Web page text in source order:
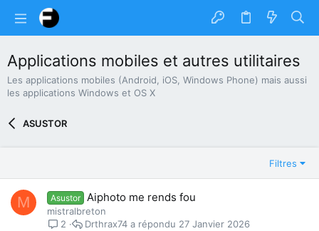
Applications mobiles et autres utilitaires
Les applications mobiles (Android, iOS, Windows Phone) mais aussi
les applications Windows et OS X
ASUSTOR
Filtres
M Asustor Aiphoto me rends fou
mistralbreton
2
27 Janvier 2026
Drthrax74